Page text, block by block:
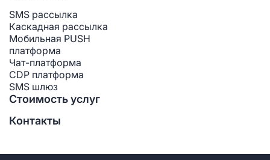
SMS рассылка
Каскадная рассылка
Мобильная PUSH
платформа
Чат-платформа
CDP платформа
SMS шлюз
Стоимость услуг
Контакты